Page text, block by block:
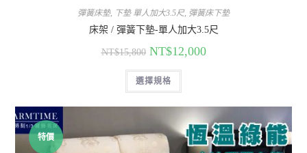
彈簧床墊, 下墊 單人加大3.5尺, 彈簧床下墊
床架 / 彈簧下墊-單人加大3.5尺
NT$15,800 NT$12,000
選擇規格
特價